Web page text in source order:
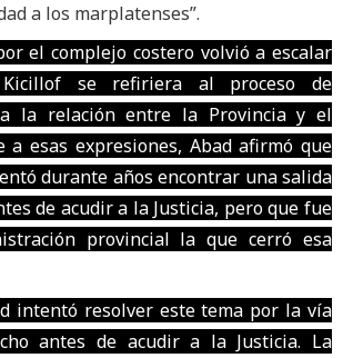
a los marplatenses”.
el complejo costero volvió a escalar
se refiriera al proceso de
la relación entre la Provincia y el
a esas expresiones, Abad afirmó que
durante años encontrar una salida
de acudir a la Justicia, pero que fue
provincial la que cerró esa
intentó resolver este tema por la vía
antes de acudir a la Justicia. La